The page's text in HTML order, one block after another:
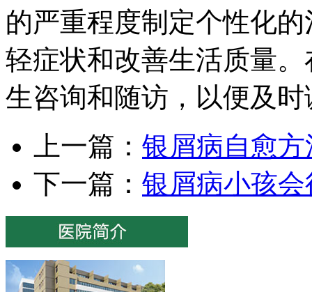
的严重程度制定个性化
轻症状和改善生活质量
生咨询和随访，以便及
上一篇： 银屑病自愈方
下一篇： 银屑病小孩会